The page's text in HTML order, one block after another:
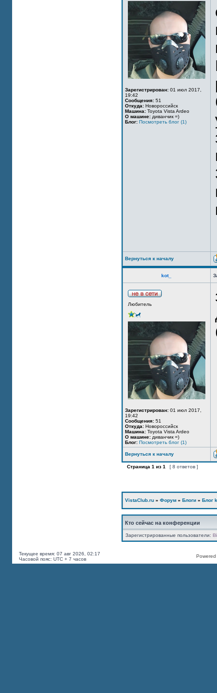
Зарегистрирован: 01 июл 2017,
19:42
Сообщения: 51
Откуда: Новороссийск
Машина: Toyota Vista Ardeo
О машине: диванчик =)
Блог: Посмотреть блог (1)
Вернуться к началу
kot_
Любитель
Зарегистрирован: 01 июл 2017,
19:42
Сообщения: 51
Откуда: Новороссийск
Машина: Toyota Vista Ardeo
О машине: диванчик =)
Блог: Посмотреть блог (1)
Вернуться к началу
Страница 1 из 1 [ 8 ответов ]
VistaClub.ru » Форум » Блоги » Блог
Кто сейчас на конференции
Зарегистрированные пользователи:
Текущее время: 07 авг 2026, 02:17
Часовой пояс: UTC + 7 часов